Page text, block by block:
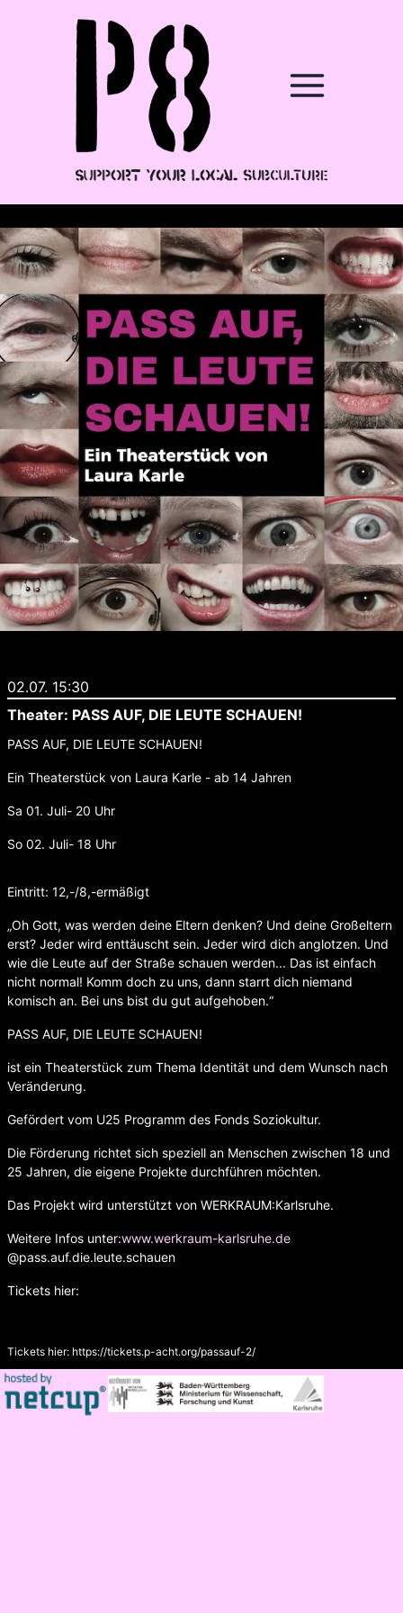
02.07. 15:30
Theater: PASS AUF, DIE LEUTE SCHAUEN!
PASS AUF, DIE LEUTE SCHAUEN!
Ein Theaterstück von Laura Karle - ab 14 Jahren
Sa 01. Juli- 20 Uhr
So 02. Juli- 18 Uhr
Eintritt: 12,-/8,-ermäßigt
„Oh Gott, was werden deine Eltern denken? Und deine Großeltern
erst? Jeder wird enttäuscht sein. Jeder wird dich anglotzen. Und
wie die Leute auf der Straße schauen werden... Das ist einfach
nicht normal! Komm doch zu uns, dann starrt dich niemand
komisch an. Bei uns bist du gut aufgehoben.“
PASS AUF, DIE LEUTE SCHAUEN!
ist ein Theaterstück zum Thema Identität und dem Wunsch nach
Veränderung.
Gefördert vom U25 Programm des Fonds Soziokultur.
Die Förderung richtet sich speziell an Menschen zwischen 18 und
25 Jahren, die eigene Projekte durchführen möchten.
Das Projekt wird unterstützt von WERKRAUM:Karlsruhe.
Weitere Infos unter:www.werkraum-karlsruhe.de
@pass.auf.die.leute.schauen
Tickets hier:
Tickets hier: https://tickets.p-acht.org/passauf-2/